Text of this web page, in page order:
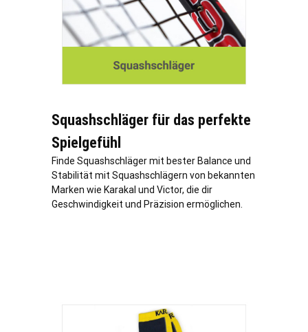
Squashschläger für das perfekte
Spielgefühl
Finde Squashschläger mit bester Balance und
Stabilität mit Squashschlägern von bekannten
Marken wie Karakal und Victor, die dir
Geschwindigkeit und Präzision ermöglichen.